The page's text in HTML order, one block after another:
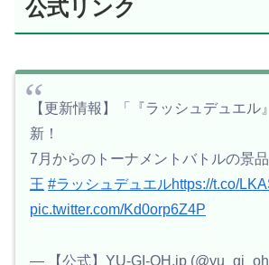
公式リンク
【更新情報】「『ラッシュデュエル
新！
7月からのトーナメントバトルの景品
王 #ラッシュデュエルhttps://t.co/
pic.twitter.com/Kd0orp6Z4P
— 【公式】YU-GI-OH.jp